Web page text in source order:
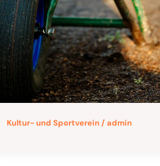
Kultur- und Sportverein/ admin